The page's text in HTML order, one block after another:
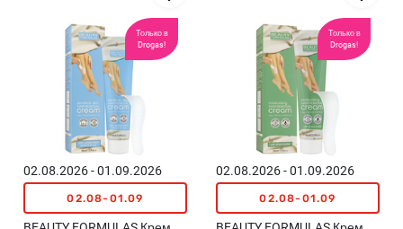
Только в
Drogas!
02.08.2026 - 01.09.2026
02.08-01.09
Только в
Drogas!
02.08.2026 - 01.09.2026
02.08-01.09